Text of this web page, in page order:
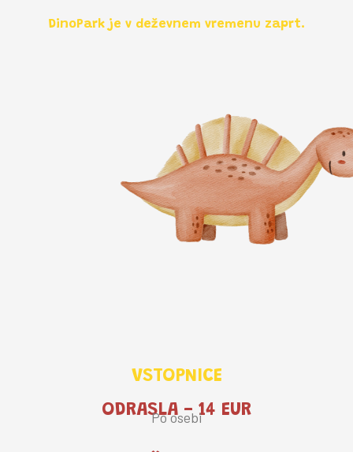
DinoPark je v deževnem vremenu zaprt.
VSTOPNICE
ODRASLA - 14 EUR
Po osebi